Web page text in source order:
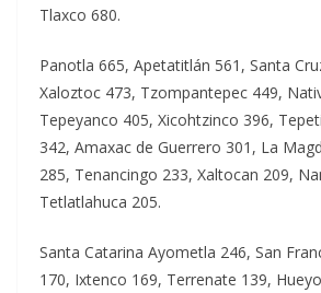
Tlaxco 680.
Panotla 665, Apetatitlán 561, Santa
Xaloztoc 473, Tzompantepec 449,
Tepeyanco 405, Xicohtzinco 396,
342, Amaxac de Guerrero 301, La
285, Tenancingo 233, Xaltocan 209,
Tetlatlahuca 205.
Santa Catarina Ayometla 246, San
170, Ixtenco 169, Terrenate 139,